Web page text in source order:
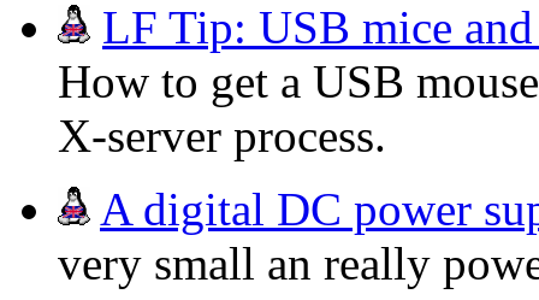
LF Tip: USB mice
How to get a USB
X-server process.
A digital DC power
very small an really